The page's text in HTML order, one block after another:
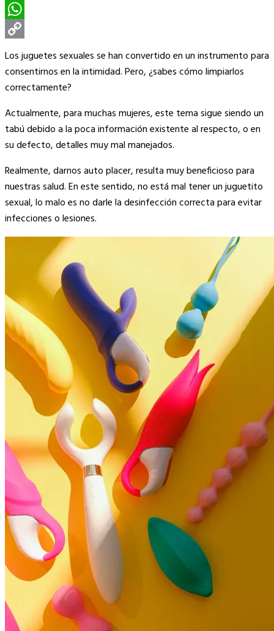
Pinterest
WhatsApp
Copy
Link
Los juguetes sexuales se han convertido en un instrumento para
consentirnos en la intimidad. Pero, ¿sabes cómo limpiarlos
correctamente?
Actualmente, para muchas mujeres, este tema sigue siendo un
tabú debido a la poca información existente al respecto, o en
su defecto, detalles muy mal manejados.
Realmente, darnos auto placer, resulta muy beneficioso para
nuestras salud. En este sentido, no está mal tener un juguetito
sexual, lo malo es no darle la desinfección correcta para evitar
infecciones o lesiones.